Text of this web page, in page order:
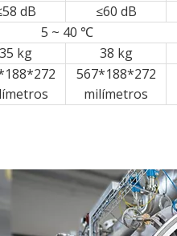
dB ≤60 dB
5 ~ 40 ℃
35 kg 38 kg
567*188*272
milímetros